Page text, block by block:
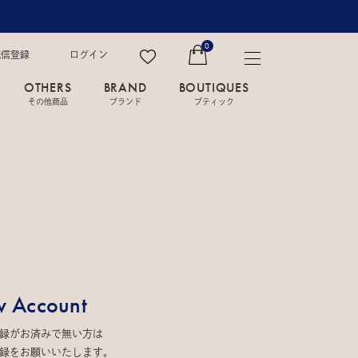
登録 ログイン
0
OTHERS
その他商品
BRAND
ブランド
BOUTIQUES
ブティック
Account
がお済みで無い方は
をお願いいたします。